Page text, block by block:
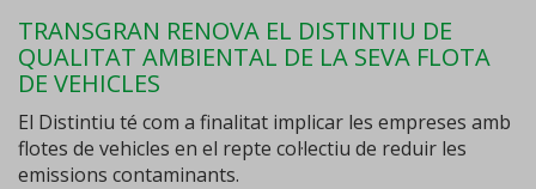
TRANSGRAN RENOVA EL DISTINTIU DE
QUALITAT AMBIENTAL DE LA SEVA FLOTA
DE VEHICLES
El Distintiu té com a finalitat implicar les empreses amb
flotes de vehicles en el repte col·lectiu de reduir les
emissions contaminants.